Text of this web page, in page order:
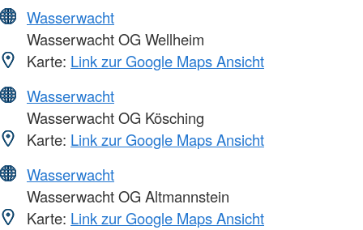
Wasserwacht
Wasserwacht OG Wellheim
Karte: Link zur Google Maps Ansicht
Wasserwacht
Wasserwacht OG Kösching
Karte: Link zur Google Maps Ansicht
Wasserwacht
Wasserwacht OG Altmannstein
Karte: Link zur Google Maps Ansicht